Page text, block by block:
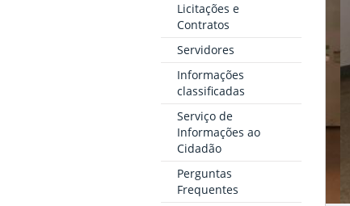
Licitações e
Contratos
Servidores
Informações
classificadas
Serviço de
Informações ao
Cidadão
Perguntas
Frequentes